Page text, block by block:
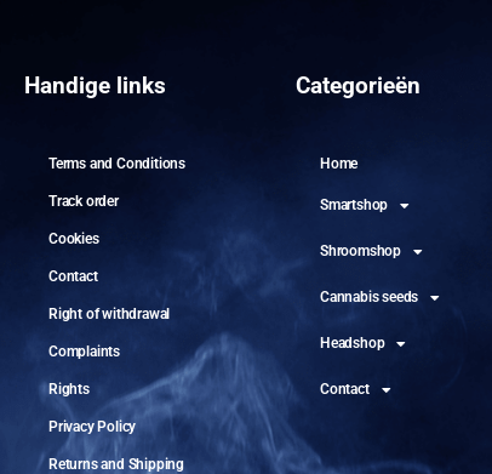
Handige links
Terms and Conditions
Track order
Cookies
Contact
Right of withdrawal
Complaints
Rights
Privacy Policy
Returns and Shipping
Categorieën
Home
Smartshop
Shroomshop
Cannabis seeds
Headshop
Contact